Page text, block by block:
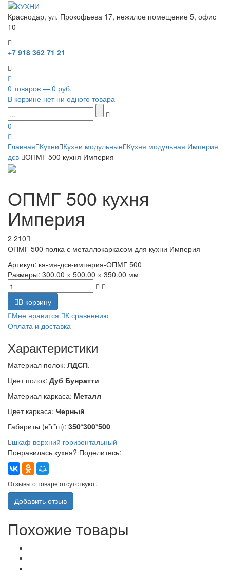
Краснодар, ул. Прокофьева 17, нежилое помещение 5, офис
10
+7 918 362 71 21
0 товаров — 0 руб.
В корзине нет ни одного товара
0
Главная Кухни Кухни модульные Кухня модульная Империя
дсв ОПМГ 500 кухня Империя
ОПМГ 500 кухня
Империя
2 210
ОПМГ 500 полка с металлокаркасом для кухни Империя
Артикул: кя-мя-дсв-империя-ОПМГ 500
Размеры: 300.00 × 500.00 × 350.00 мм
В корзину
Мне нравится
К сравнению
Оплата и доставка
Характеристики
Материал полок: ЛДСП.
Цвет полок: Дуб Бунратти
Материал каркаса: Металл
Цвет каркаса: Черный
Габариты (в*г*ш): 350*300*500
шкаф верхний горизонтальный
Понравилась кухня? Поделитесь:
Отзывы о товаре отсутствуют.
Добавить отзыв
Похожие товары